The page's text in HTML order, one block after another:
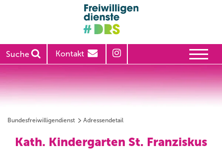
Suche Kontakt
Bundesfreiwilligendienst Adressendetail
Kath. Kindergarten St. Franziskus